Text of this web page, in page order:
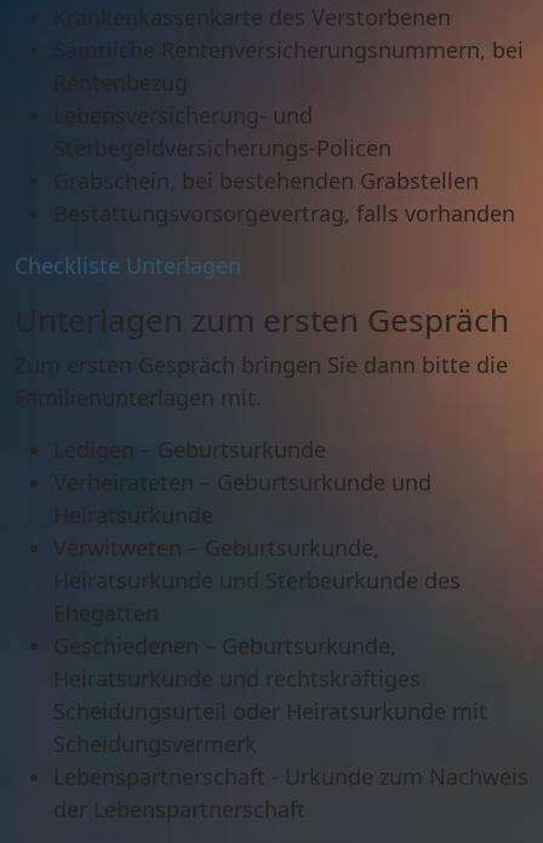
Krankenkassenkarte des Verstorbenen
Sämtliche Rentenversicherungsnummern, bei
Rentenbezug
Lebensversicherung- und
Sterbegeldversicherungs-Policen
Grabschein, bei bestehenden Grabstellen
Bestattungsvorsorgevertrag, falls vorhanden
Checkliste Unterlagen
Unterlagen zum ersten Gespräch
Zum ersten Gespräch bringen Sie dann bitte die
Familienunterlagen mit.
Ledigen – Geburtsurkunde
Verheirateten – Geburtsurkunde und
Heiratsurkunde
Verwitweten – Geburtsurkunde,
Heiratsurkunde und Sterbeurkunde des
Ehegatten
Geschiedenen – Geburtsurkunde,
Heiratsurkunde und rechtskräftiges
Scheidungsurteil oder Heiratsurkunde mit
Scheidungsvermerk
Lebenspartnerschaft - Urkunde zum Nachweis
der Lebenspartnerschaft